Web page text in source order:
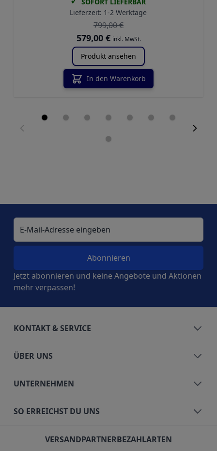
Lieferzeit: 1-2 Werktage
Sonderangebot
579,00 € inkl. MwSt.
799,00 €
Produkt ansehen
In den Warenkorb
E-Mail-Adresse
Jetzt abonnieren und keine Angebote und Aktionen
mehr verpassen!
KONTAKT & SERVICE
ÜBER UNS
UNTERNEHMEN
SO ERREICHST DU UNS
VERSANDPARTNERBEZAHLARTEN